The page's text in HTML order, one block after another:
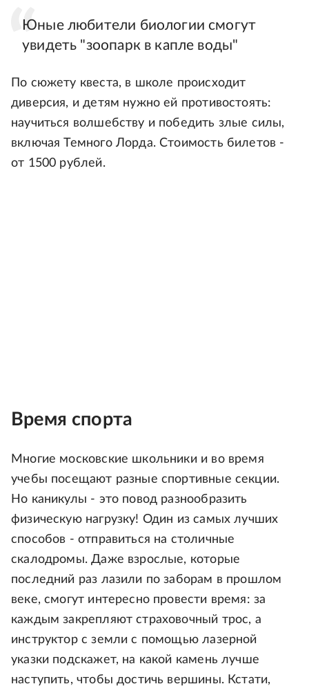
Юные любители биологии смогут
увидеть "зоопарк в капле воды"
По сюжету квеста, в школе происходит
диверсия, и детям нужно ей противостоять:
научиться волшебству и победить злые силы,
включая Темного Лорда. Стоимость билетов -
от 1500 рублей.
Время спорта
Многие московские школьники и во время
учебы посещают разные спортивные секции.
Но каникулы - это повод разнообразить
физическую нагрузку! Один из самых лучших
способов - отправиться на столичные
скалодромы. Даже взрослые, которые
последний раз лазили по заборам в прошлом
веке, смогут интересно провести время: за
каждым закрепляют страховочный трос, а
инструктор с земли с помощью лазерной
указки подскажет, на какой камень лучше
наступить, чтобы достичь вершины. Кстати,